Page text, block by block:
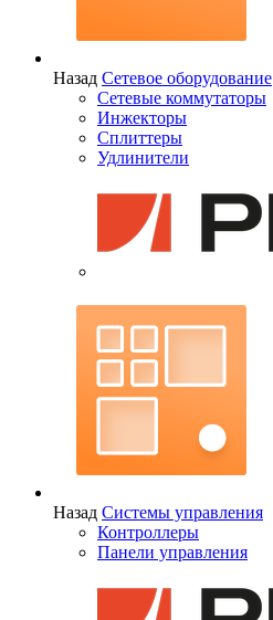
Назад Сетевое оборудование
Сетевые коммутаторы
Инжекторы
Сплиттеры
Удлинители
Назад Системы управления
Контроллеры
Панели управления